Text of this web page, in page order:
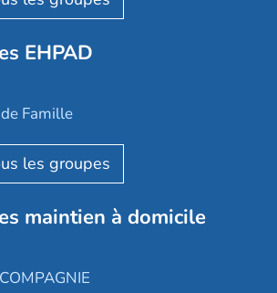
d'Arcadie
EHPAD
Famille
maintien à domicile